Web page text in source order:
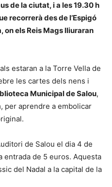
de la ciutat, i a les 19.30 h
recorrerà des de l’Espigó
on els Reis Mags lliuraran
estaran a la Torre Vella de
les cartes dels nens i
Municipal de Salou,
per aprendre a embolicar
de Salou el dia 4 de
entrada de 5 euros. Aquesta
del Nadal a la capital de la